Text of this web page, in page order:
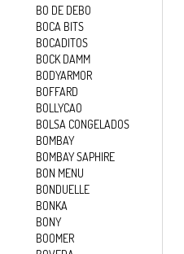
BO DE DEBO
BOCA BITS
BOCADITOS
BOCK DAMM
BODYARMOR
BOFFARD
BOLLYCAO
BOLSA CONGELADOS
BOMBAY
BOMBAY SAPHIRE
BON MENU
BONDUELLE
BONKA
BONY
BOOMER